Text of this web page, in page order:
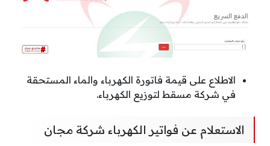
الاطلاع على قيمة فاتورة الكهرباء والماء المستحقة
في شركة مسقط لتوزيع الكهرباء.
الاستعلام عن فواتير الكهرباء شركة مجان